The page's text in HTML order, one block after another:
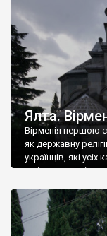
Ялта.
Вірменія першою
як державну
українців, які
є відданими